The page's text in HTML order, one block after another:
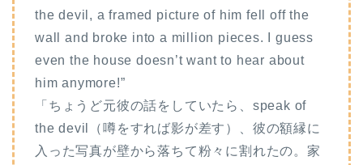
the devil, a framed picture of him fell off the
wall and broke into a million pieces. I guess
even the house doesn’t want to hear about
him anymore!”
「ちょうど元彼の話をしていたら、speak of
the devil（噂をすれば影が差す）、彼の額縁に
入った写真が壁から落ちて粉々に割れたの。家